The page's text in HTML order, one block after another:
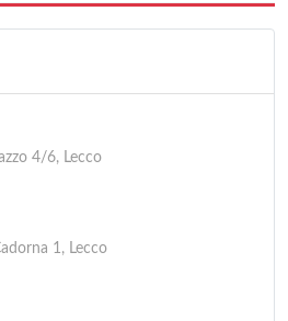
4/6, Lecco
1, Lecco